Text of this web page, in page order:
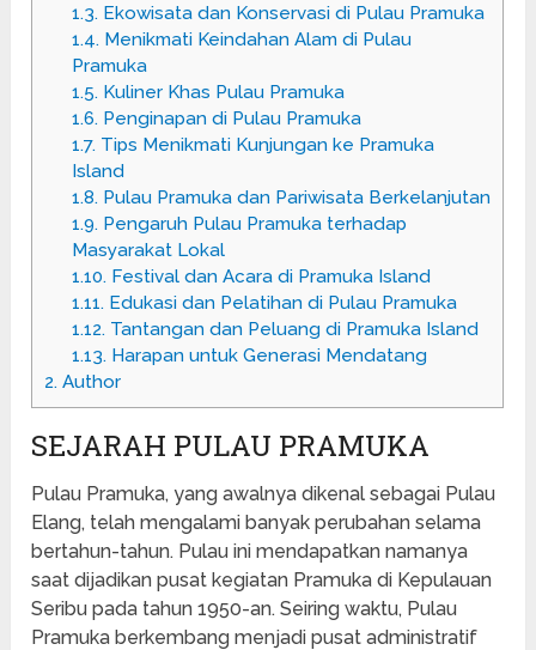
1.3.Ekowisata dan Konservasi di Pulau Pramuka
1.4.Menikmati Keindahan Alam di Pulau
Pramuka
1.5.Kuliner Khas Pulau Pramuka
1.6.Penginapan di Pulau Pramuka
1.7.Tips Menikmati Kunjungan ke Pramuka
Island
1.8.Pulau Pramuka dan Pariwisata Berkelanjutan
1.9.Pengaruh Pulau Pramuka terhadap
Masyarakat Lokal
1.10.Festival dan Acara di Pramuka Island
1.11.Edukasi dan Pelatihan di Pulau Pramuka
1.12.Tantangan dan Peluang di Pramuka Island
1.13.Harapan untuk Generasi Mendatang
2. Author
SEJARAH PULAU PRAMUKA
Pulau Pramuka, yang awalnya dikenal sebagai Pulau
Elang, telah mengalami banyak perubahan selama
bertahun-tahun. Pulau ini mendapatkan namanya
saat dijadikan pusat kegiatan Pramuka di Kepulauan
Seribu pada tahun 1950-an. Seiring waktu, Pulau
Pramuka berkembang menjadi pusat administratif